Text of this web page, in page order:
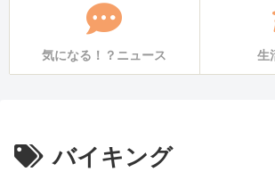
気になる！？ニュース 生
バイキング